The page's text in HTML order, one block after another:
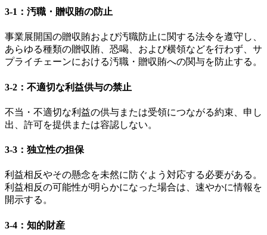
3-1：汚職・贈収賄の防止
事業展開国の贈収賄および汚職防止に関する法令を遵守し、
あらゆる種類の贈収賄、恐喝、および横領などを行わず、サ
プライチェーンにおける汚職・贈収賄への関与を防止する。
3-2：不適切な利益供与の禁止
不当・不適切な利益の供与または受領につながる約束、申し
出、許可を提供または容認しない。
3-3：独立性の担保
利益相反やその懸念を未然に防ぐよう対応する必要がある。
利益相反の可能性が明らかになった場合は、速やかに情報を
開示する。
3-4：知的財産